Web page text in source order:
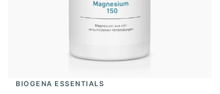
BIOGENA ESSENTIALS